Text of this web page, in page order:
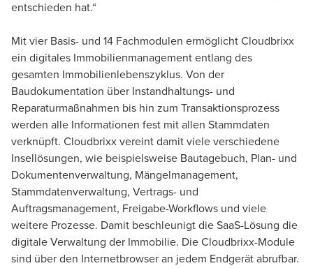
entschieden hat.“
Mit vier Basis- und 14 Fachmodulen ermöglicht Cloudbrixx
ein digitales Immobilienmanagement entlang des
gesamten Immobilienlebenszyklus. Von der
Baudokumentation über Instandhaltungs- und
Reparaturmaßnahmen bis hin zum Transaktionsprozess
werden alle Informationen fest mit allen Stammdaten
verknüpft. Cloudbrixx vereint damit viele verschiedene
Insellösungen, wie beispielsweise Bautagebuch, Plan- und
Dokumentenverwaltung, Mängelmanagement,
Stammdatenverwaltung, Vertrags- und
Auftragsmanagement, Freigabe-Workflows und viele
weitere Prozesse. Damit beschleunigt die SaaS-Lösung die
digitale Verwaltung der Immobilie. Die Cloudbrixx-Module
sind über den Internetbrowser an jedem Endgerät abrufbar.